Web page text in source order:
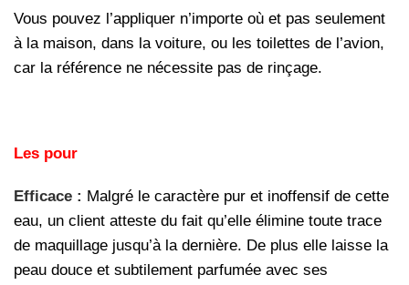
Vous pouvez l’appliquer n’importe où et pas seulement
à la maison, dans la voiture, ou les toilettes de l’avion,
car la référence ne nécessite pas de rinçage.
Les pour
Efficace : Malgré le caractère pur et inoffensif de cette
eau, un client atteste du fait qu’elle élimine toute trace
de maquillage jusqu’à la dernière. De plus elle laisse la
peau douce et subtilement parfumée avec ses